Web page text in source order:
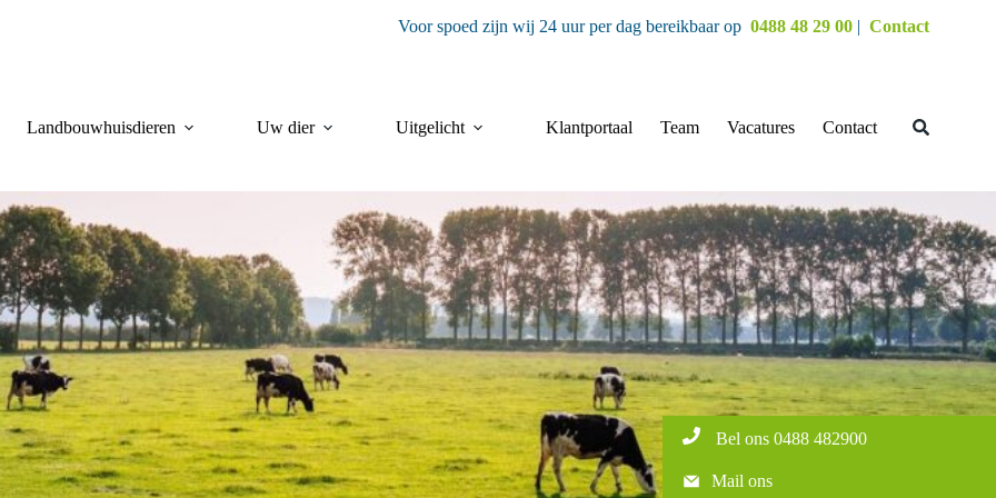
Voor spoed zijn wij 24 uur per dag bereikbaar op 0488 48 29 00 | Contact
Landbouwhuisdieren Uw dier Uitgelicht Klantportaal Team Vacatures Contact
Bel ons 0488 482900
Mail ons